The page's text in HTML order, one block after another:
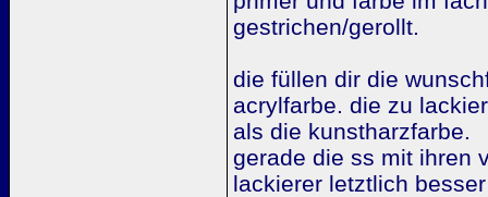
gestrichen/gerollt.
die füllen dir die
acrylfarbe. die zu
als die kunstharzfarbe.
gerade die ss mit ihren
lackierer letztlich